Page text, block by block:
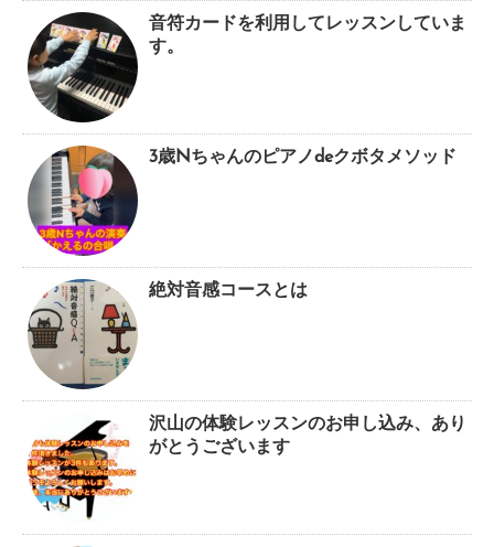
音符カードを利用してレッスンしていま
す。
3歳Nちゃんのピアノdeクボタメソッド
絶対音感コースとは
沢山の体験レッスンのお申し込み、あり
がとうございます